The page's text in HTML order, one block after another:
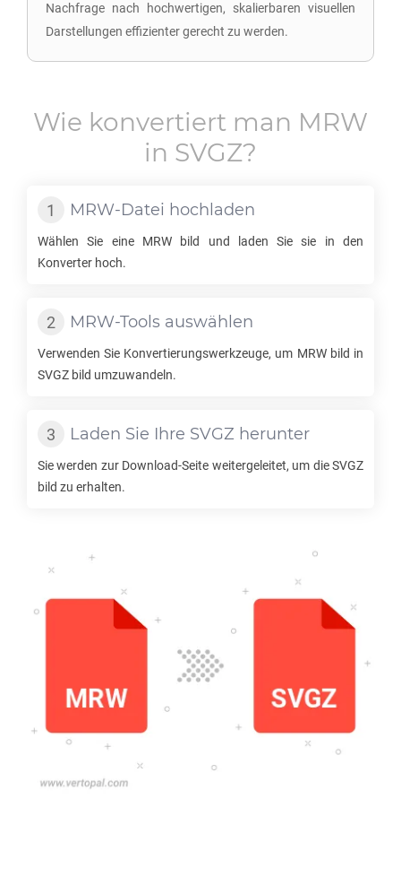
Nachfrage nach hochwertigen, skalierbaren visuellen
Darstellungen effizienter gerecht zu werden.
Wie konvertiert man MRW
in SVGZ?
MRW-Datei hochladen
Wählen Sie eine MRWbild und laden Sie sie in den
Konverter hoch.
MRW-Tools auswählen
Verwenden Sie Konvertierungswerkzeuge, um MRWbild in
SVGZ bild umzuwandeln.
Laden Sie Ihre SVGZ herunter
Sie werden zur Download-Seite weitergeleitet, um dieSVGZ
bild zu erhalten.